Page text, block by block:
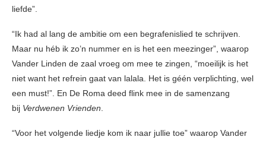
liefde”.
“Ik had al lang de ambitie om een begrafenislied te schrijven.
Maar nu héb ik zo’n nummer en is het een meezinger”, waarop
Vander Linden de zaal vroeg om mee te zingen, “moeilijk is het
niet want het refrein gaat van lalala. Het is géén verplichting, wel
een must!”. En De Roma deed flink mee in de samenzang
bij Verdwenen Vrienden.
“Voor het volgende liedje kom ik naar jullie toe” waarop Vander